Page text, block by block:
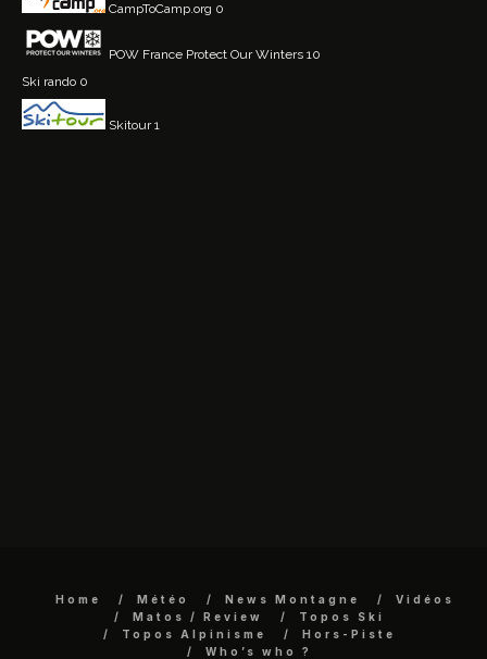
CampToCamp.org 0
POW France Protect Our Winters 10
Ski rando 0
Skitour1
Home Météo News Montagne
Vidéos
Matos / Review
Topos Ski
Topos Alpinisme
Hors-Piste
Who’s who ?